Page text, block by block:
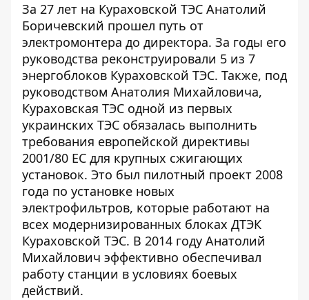
За 27 лет на Кураховской ТЭС Анатолий
Боричевский прошел путь от
электромонтера до директора. За годы его
руководства реконструировали 5 из 7
энергоблоков Кураховской ТЭС. Также, под
руководством Анатолия Михайловича,
Кураховская ТЭС одной из первых
украинских ТЭС обязалась выполнить
требования европейской директивы
2001/80 ЕС для крупных сжигающих
установок. Это был пилотный проект 2008
года по установке новых
электрофильтров, которые работают на
всех модернизированных блоках ДТЭК
Кураховской ТЭС. В 2014 году Анатолий
Михайлович эффективно обеспечивал
работу станции в условиях боевых
действий.